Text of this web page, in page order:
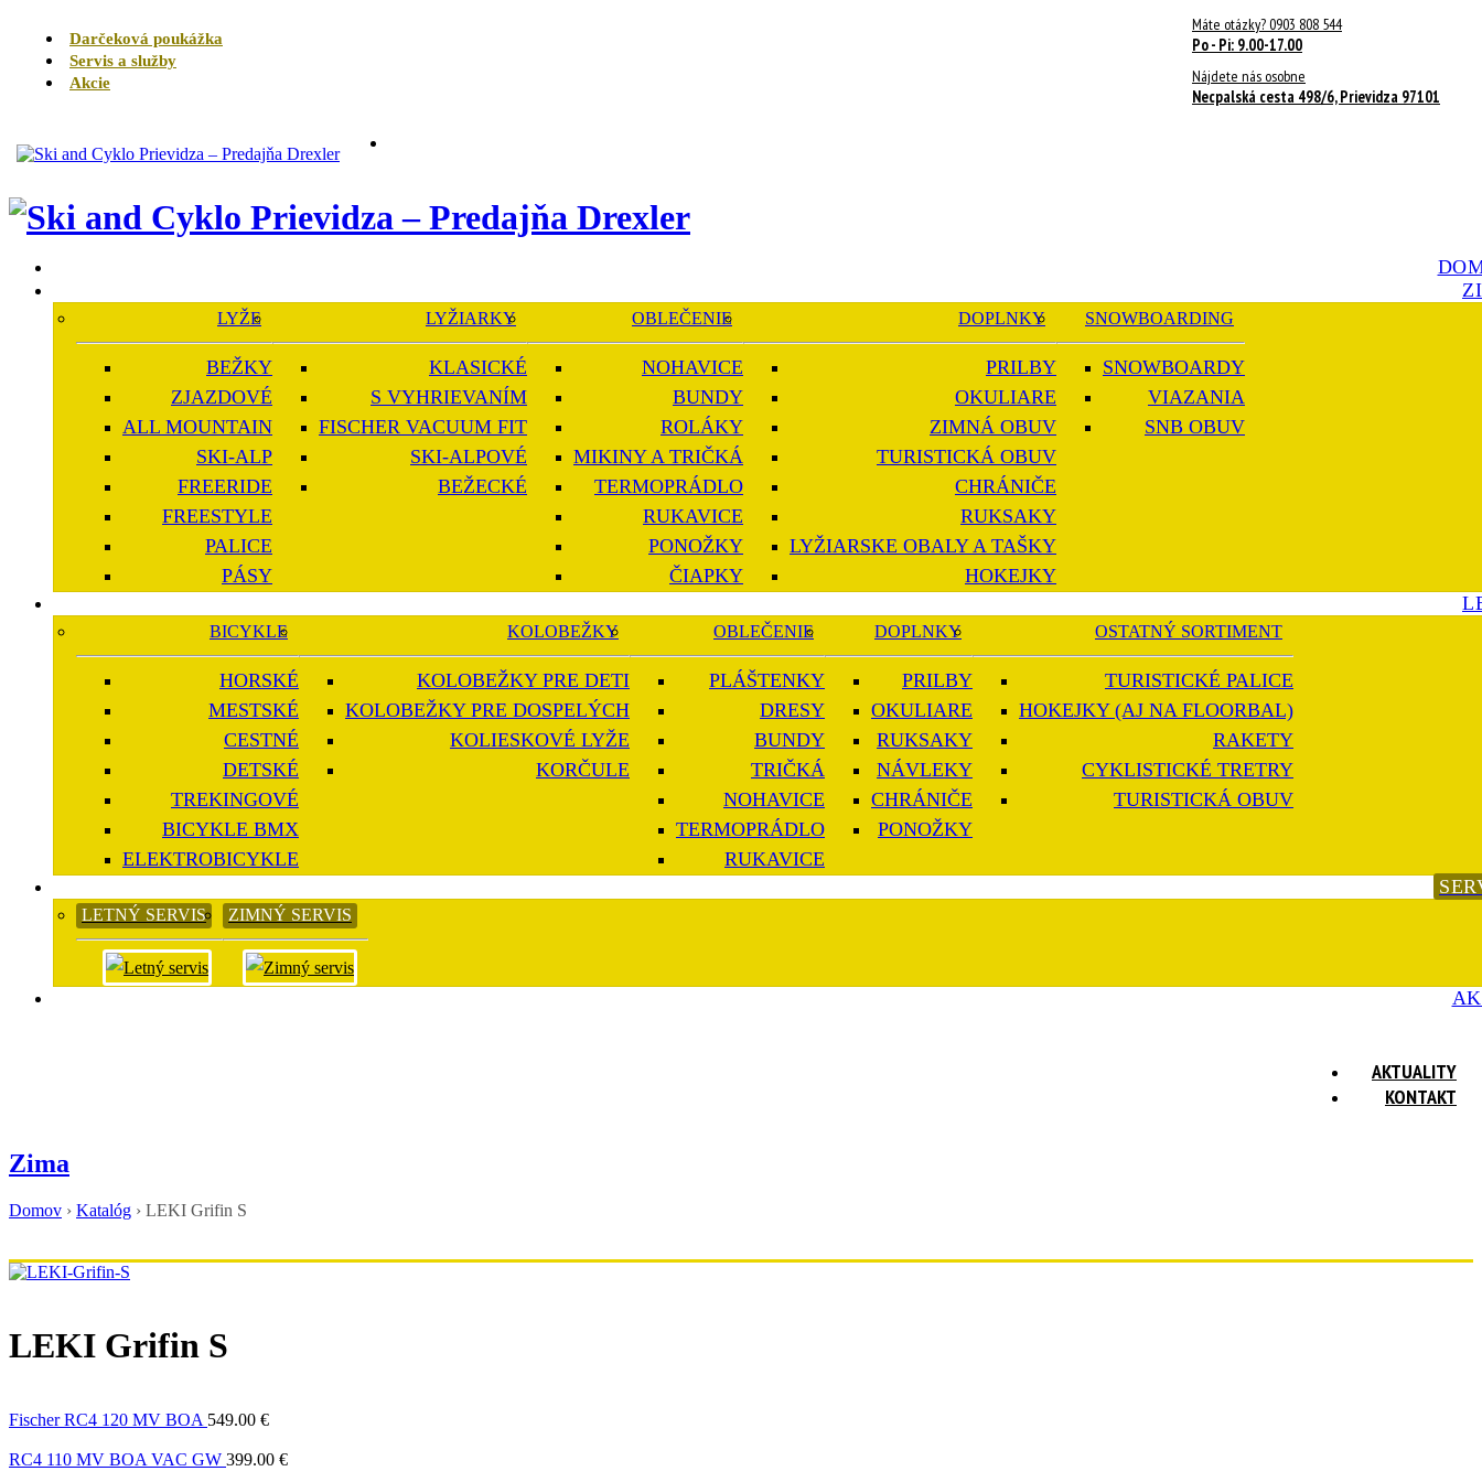
Darčeková poukážka
Servis a služby
Akcie
Máte otázky? 0903 808 544
Po - Pi: 9.00-17.00
Nájdete nás osobne
Necpalská cesta 498/6, Prievidza 97101
LYŽE
BEŽKY
ZJAZDOVÉ
ALL MOUNTAIN
SKI-ALP
FREERIDE
FREESTYLE
PALICE
PÁSY
LYŽIARKY
KLASICKÉ
S VYHRIEVANÍM
FISCHER VACUUM FIT
SKI-ALPOVÉ
BEŽECKÉ
OBLEČENIE
NOHAVICE
BUNDY
ROLÁKY
MIKINY A TRIČKÁ
TERMOPRÁDLO
RUKAVICE
PONOŽKY
ČIAPKY
DOPLNKY
PRILBY
OKULIARE
ZIMNÁ OBUV
TURISTICKÁ OBUV
CHRÁNIČE
RUKSAKY
LYŽIARSKE OBALY A TAŠKY
HOKEJKY
SNOWBOARDING
SNOWBOARDY
VIAZANIA
SNB OBUV
BICYKLE
HORSKÉ
MESTSKÉ
CESTNÉ
DETSKÉ
TREKINGOVÉ
BICYKLE BMX
ELEKTROBICYKLE
KOLOBEŽKY
KOLOBEŽKY PRE DETI
KOLOBEŽKY PRE DOSPELÝCH
KOLIESKOVÉ LYŽE
KORČULE
OBLEČENIE
PLÁŠTENKY
DRESY
BUNDY
TRIČKÁ
NOHAVICE
TERMOPRÁDLO
RUKAVICE
DOPLNKY
PRILBY
OKULIARE
RUKSAKY
NÁVLEKY
CHRÁNIČE
PONOŽKY
OSTATNÝ SORTIMENT
TURISTICKÉ PALICE
HOKEJKY (AJ NA FLOORBAL)
RAKETY
CYKLISTICKÉ TRETRY
TURISTICKÁ OBUV
LETNÝ SERVIS ZIMNÝ SERVIS
AKTUALITY
KONTAKT
Zima
Domov › Katalóg › LEKI Grifin S
LEKI Grifin S
Fischer RC4 120 MV BOA 549.00 €
RC4 110 MV BOA VAC GW 399.00 €